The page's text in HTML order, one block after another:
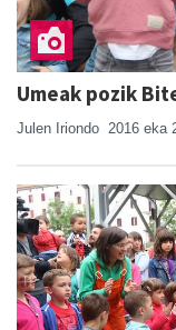
Umeak pozik
Julen Iriondo 2016 eka